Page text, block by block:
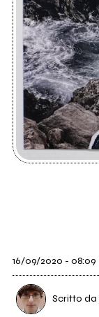
16/09/2020 - 08:09
Scritto da